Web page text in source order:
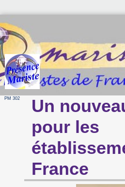
PM 302
Un
pour les
France